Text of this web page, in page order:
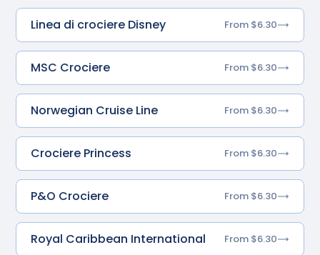
Linea di crociere Disney From $6.30
MSC Crociere From $6.30
Norwegian Cruise Line From $6.30
Crociere Princess From $6.30
P&O Crociere From $6.30
Royal Caribbean International From $6.30